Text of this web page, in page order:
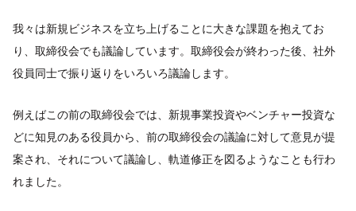
我々は新規ビジネスを立ち上げることに大きな課題を抱えてお
り、取締役会でも議論しています。取締役会が終わった後、社外
役員同士で振り返りをいろいろ議論します。
例えばこの前の取締役会では、新規事業投資やベンチャー投資な
どに知見のある役員から、前の取締役会の議論に対して意見が提
案され、それについて議論し、軌道修正を図るようなことも行わ
れました。